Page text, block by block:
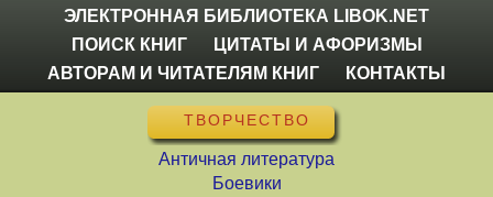
ЭЛЕКТРОННАЯ БИБЛИОТЕКА LIBOK.NET
ПОИСК КНИГ
ЦИТАТЫ И АФОРИЗМЫ
АВТОРАМ И ЧИТАТЕЛЯМ КНИГ
КОНТАКТЫ
ТВОРЧЕСТВО
Античная литература
Боевики